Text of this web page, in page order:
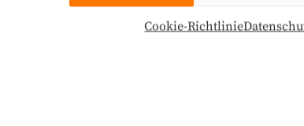
Cookie-Richtlinie